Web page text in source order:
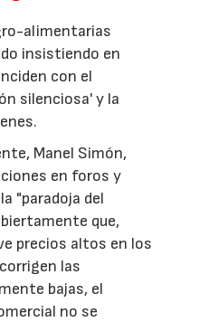
alimentarias
insistiendo en
con el
silenciosa' y la
Manel Simón,
en foros y
"paradoja del
que,
precios altos en los
las
bajas, el
no se